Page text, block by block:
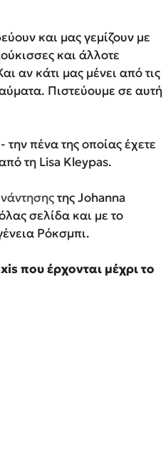
και μας γεμίζουν με
και άλλοτε
αν κάτι μας μένει από τις
Πιστεύουμε σε αυτή
- την πένα της οποίας έχετε
τη Lisa Kleypas.
της Johanna
σελίδα και με το
Ρόκσμπι.
που έρχονται μέχρι το